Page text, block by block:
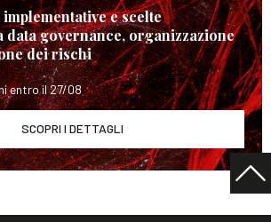
e scelte
data governance, organizzazione
dei rischi
entro il 27/08
SCOPRI I DETTAGLI